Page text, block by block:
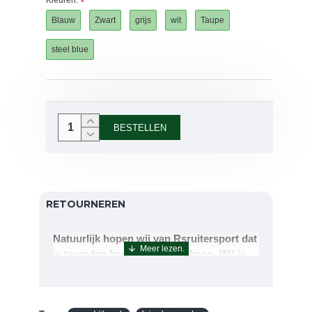
Blauw Zwart grijs wit Taupe
steel blue
BESTELLEN
RETOURNEREN
Natuurlijk hopen wij van Rsruitersport dat
je tevreden bent met uw aankoop. Wil je